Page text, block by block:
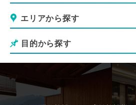
エリアから探す
目的から探す